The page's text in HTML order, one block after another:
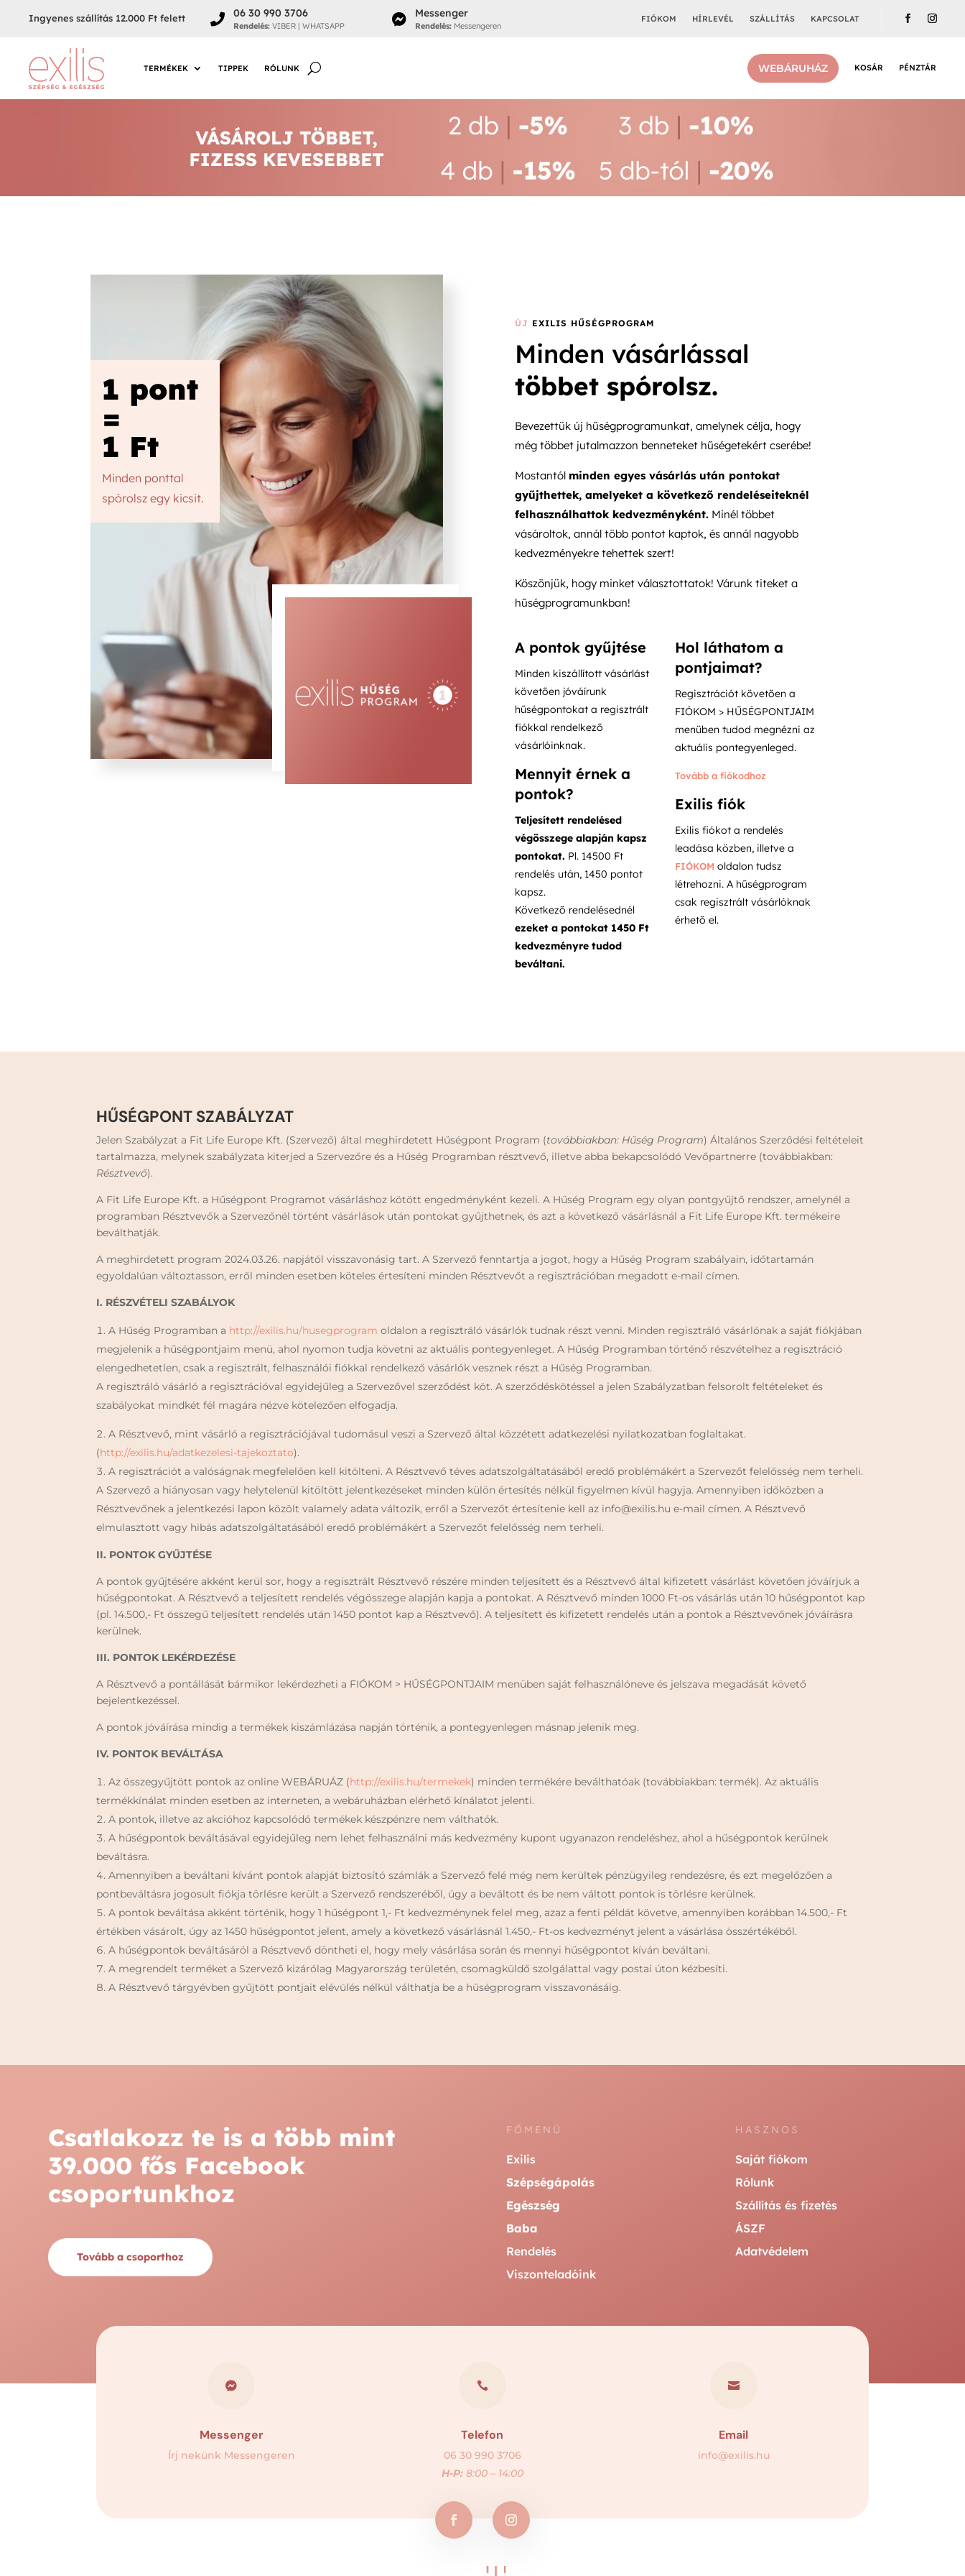
Ingyenes szállítás 12.000 Ft felett  06 30 990 3706
Rendelés: VIBER | WHATSAPP  Messenger
Rendelés:Messengeren
FIÓKOM HÍRLEVÉL SZÁLLÍTÁS KAPCSOLAT
TERMÉKEK TIPPEK RÓLUNK WEBÁRUHÁZ KOSÁR PÉNZTÁR
1 pont
=
1 Ft
Minden ponttal
spórolsz egy kicsit.
ÚJ EXILIS HŰSÉGPROGRAM
Minden vásárlással
többet spórolsz.
Bevezettük új hűségprogramunkat, amelynek célja, hogy
még többet jutalmazzon benneteket hűségetekért cserébe!
Mostantól minden egyes vásárlás után pontokat
gyűjthettek, amelyeket a következő rendeléseiteknél
felhasználhattok kedvezményként.Minél többet
vásároltok, annál több pontot kaptok, és annál nagyobb
kedvezményekre tehettek szert!
Köszönjük, hogy minket választottatok! Várunk titeket a
hűségprogramunkban!
A pontok gyűjtése
Minden kiszállított vásárlást
követően jóváírunk
hűségpontokat a regisztrált
fiókkal rendelkező
vásárlóinknak.
Mennyit érnek a
pontok?
Teljesített rendelésed
végösszege alapján kapsz
pontokat. Pl. 14500 Ft
rendelés után, 1450 pontot
kapsz.
Következő rendelésednél
ezeket a pontokat 1450 Ft
kedvezményre tudod
beváltani.
Hol láthatom a
pontjaimat?
Regisztrációt követően a
FIÓKOM > HŰSÉGPONTJAIM
menüben tudod megnézni az
aktuális pontegyenleged.
Tovább a fiókodhoz
Exilis fiók
Exilis fiókot a rendelés
leadása közben, illetve a
FIÓKOM oldalon tudsz
létrehozni. A hűségprogram
csak regisztrált vásárlóknak
érhető el.
HŰSÉGPONT SZABÁLYZAT
Jelen Szabályzat a Fit Life Europe Kft. (Szervező) által meghirdetett Hűségpont Program (továbbiakban: Hűség Program) Általános Szerződési feltételeit
tartalmazza, melynek szabályzata kiterjed a Szervezőre és a Hűség Programban résztvevő, illetve abba bekapcsolódó Vevőpartnerre (továbbiakban:
Résztvevő).
A Fit Life Europe Kft. a Hűségpont Programot vásárláshoz kötött engedményként kezeli. A Hűség Program egy olyan pontgyűjtő rendszer, amelynél a
programban Résztvevők a Szervezőnél történt vásárlások után pontokat gyűjthetnek, és azt a következő vásárlásnál a Fit Life Europe Kft. termékeire
beválthatják.
A meghirdetett program 2024.03.26. napjától visszavonásig tart. A Szervező fenntartja a jogot, hogy a Hűség Program szabályain, időtartamán
egyoldalúan változtasson, erről minden esetben köteles értesíteni minden Résztvevőt a regisztrációban megadott e-mail címen.
I. RÉSZVÉTELI SZABÁLYOK
A Hűség Programban a http://exilis.hu/husegprogram oldalon a regisztráló vásárlók tudnak részt venni. Minden regisztráló vásárlónak a saját fiókjában
megjelenik a hűségpontjaim menü, ahol nyomon tudja követni az aktuális pontegyenleget. A Hűség Programban történő részvételhez a regisztráció
elengedhetetlen, csak a regisztrált, felhasználói fiókkal rendelkező vásárlók vesznek részt a Hűség Programban.
A regisztráló vásárló a regisztrációval egyidejűleg a Szervezővel szerződést köt. A szerződéskötéssel a jelen Szabályzatban felsorolt feltételeket és
szabályokat mindkét fél magára nézve kötelezően elfogadja.
A Résztvevő, mint vásárló a regisztrációjával tudomásul veszi a Szervező által közzétett adatkezelési nyilatkozatban foglaltakat.
(http://exilis.hu/adatkezelesi-tajekoztato).
A regisztrációt a valóságnak megfelelően kell kitölteni. A Résztvevő téves adatszolgáltatásából eredő problémákért a Szervezőt felelősség nem terheli.
A Szervező a hiányosan vagy helytelenül kitöltött jelentkezéseket minden külön értesítés nélkül figyelmen kívül hagyja. Amennyiben időközben a
Résztvevőnek a jelentkezési lapon közölt valamely adata változik, erről a Szervezőt értesítenie kell az info@exilis.hu e-mail címen. A Résztvevő
elmulasztott vagy hibás adatszolgáltatásából eredő problémákért a Szervezőt felelősség nem terheli.
II. PONTOK GYŰJTÉSE
A pontok gyűjtésére akként kerül sor, hogy a regisztrált Résztvevő részére minden teljesített és a Résztvevő által kifizetett vásárlást követően jóváírjuk a
hűségpontokat. A Résztvevő a teljesített rendelés végösszege alapján kapja a pontokat. A Résztvevő minden 1000 Ft-os vásárlás után 10 hűségpontot kap
(pl. 14.500,- Ft összegű teljesített rendelés után 1450 pontot kap a Résztvevő). A teljesített és kifizetett rendelés után a pontok a Résztvevőnek jóváírásra
kerülnek.
III. PONTOK LEKÉRDEZÉSE
A Résztvevő a pontállását bármikor lekérdezheti a FIÓKOM > HŰSÉGPONTJAIM menüben saját felhasználóneve és jelszava megadását követő
bejelentkezéssel.
A pontok jóváírása mindig a termékek kiszámlázása napján történik, a pontegyenlegen másnap jelenik meg.
IV. PONTOK BEVÁLTÁSA
Az összegyűjtött pontok az online WEBÁRUÁZ (http://exilis.hu/termekek) minden termékére beválthatóak (továbbiakban: termék). Az aktuális
termékkínálat minden esetben az interneten, a webáruházban elérhető kínálatot jelenti.
A pontok, illetve az akcióhoz kapcsolódó termékek készpénzre nem válthatók.
A hűségpontok beváltásával egyidejűleg nem lehet felhasználni más kedvezmény kupont ugyanazon rendeléshez, ahol a hűségpontok kerülnek
beváltásra.
Amennyiben a beváltani kívánt pontok alapját biztosító számlák a Szervező felé még nem kerültek pénzügyileg rendezésre, és ezt megelőzően a
pontbeváltásra jogosult fiókja törlésre került a Szervező rendszeréből, úgy a beváltott és be nem váltott pontok is törlésre kerülnek.
A pontok beváltása akként történik, hogy 1 hűségpont 1,- Ft kedvezménynek felel meg, azaz a fenti példát követve, amennyiben korábban 14.500,- Ft
értékben vásárolt, úgy az 1450 hűségpontot jelent, amely a következő vásárlásnál 1.450,- Ft-os kedvezményt jelent a vásárlása összértékéből.
A hűségpontok beváltásáról a Résztvevő döntheti el, hogy mely vásárlása során és mennyi hűségpontot kíván beváltani.
A megrendelt terméket a Szervező kizárólag Magyarország területén, csomagküldő szolgálattal vagy postai úton kézbesíti.
A Résztvevő tárgyévben gyűjtött pontjait elévülés nélkül válthatja be a hűségprogram visszavonásáig.
Csatlakozz te is a több mint
39.000 fős Facebook
csoportunkhoz
Tovább a csoporthoz
FŐMENÜ
Exilis
Szépségápolás
Egészség
Baba
Rendelés
Viszonteladóink
HASZNOS
Saját fiókom
Rólunk
Szállítás és fizetés
ÁSZF
Adatvédelem

Messenger
Írj nekünk Messengeren

Telefon
06 30 990 3706
H-P:8:00 – 14:00

Email
info@exilis.hu